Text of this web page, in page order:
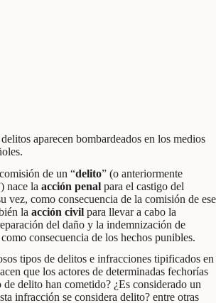
aparecen bombardeados en los medios
de un “delito” (o anteriormente
nace la acción penal para el castigo del
vez, como consecuencia de la comisión de ese
la acción civil para llevar a cabo la
del daño y la indemnización de
consecuencia de los hechos punibles.
tipos de delitos e infracciones tipificados en
que los actores de determinadas fechorías
delito han cometido? ¿Es considerado un
infracción se considera delito? entre otras